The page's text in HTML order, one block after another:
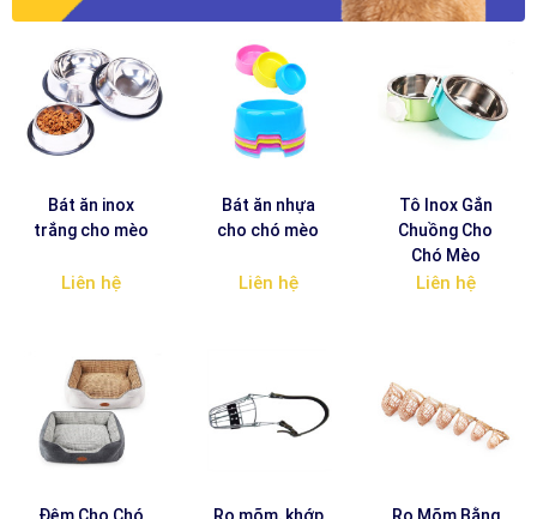
Bát ăn inox
trắng cho mèo
Liên hệ
Bát ăn nhựa
cho chó mèo
Liên hệ
Tô Inox Gắn
Chuồng Cho
Chó Mèo
Liên hệ